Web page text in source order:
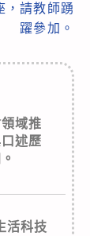
，請教師踴
躍參加。
域推
述歷
活科技